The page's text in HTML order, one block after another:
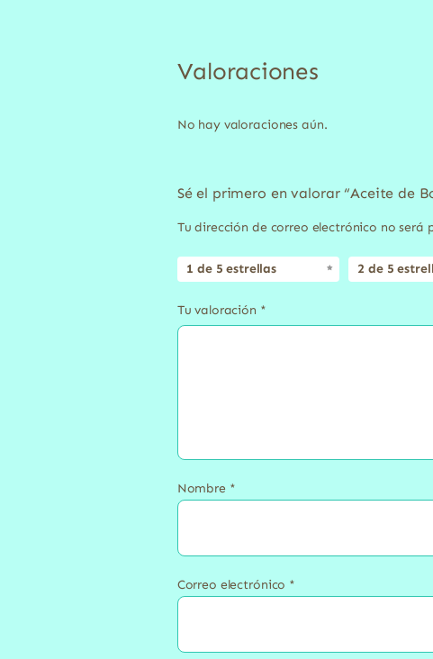
Valoraciones
No hay valoraciones aún.
Sé el primero en valorar “Aceite de
Tu dirección de correo electrónico no será
1 de 5 estrellas 2 de 5
Tu valoración *
Nombre *
Correo electrónico *